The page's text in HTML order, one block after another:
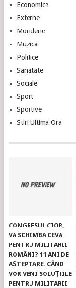
Economice
Externe
Mondene
Muzica
Politice
Sanatate
Sociale
Sport
Sportive
Stiri Ultima Ora
CONGRESUL CIOR,
VA SCHIMBA CEVA
PENTRU MILITARII
ROMÂNI? 11 ANI DE
AȘTEPTARE. CÂND
VOR VENI SOLUȚIILE
PENTRU MILITARII